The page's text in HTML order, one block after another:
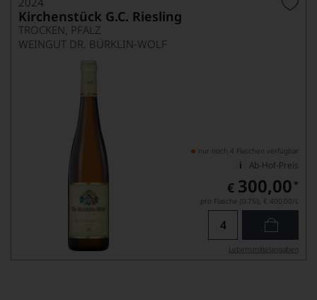
Kirchenstück G.C. Riesling
TROCKEN, PFALZ
WEINGUT DR. BÜRKLIN-WOLF
nur noch 4 Flaschen verfügbar
Ab-Hof-Preis
€ 300,00 *
pro Flasche (0.75l), € 400,00/L
Lebensmittel­angaben